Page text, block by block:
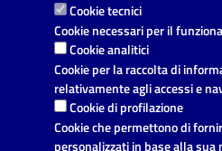
Cookie tecnici
Cookie necessari per il
Cookie analitici
Cookie per la raccolta di
relativamente agli accessi e
Cookie di profilazione
Cookie che permettono di
personalizzati in base alla sua
Dichiarazione di accessibilità
Note legali
Leggi le FAQ
Richiesta di assistenza